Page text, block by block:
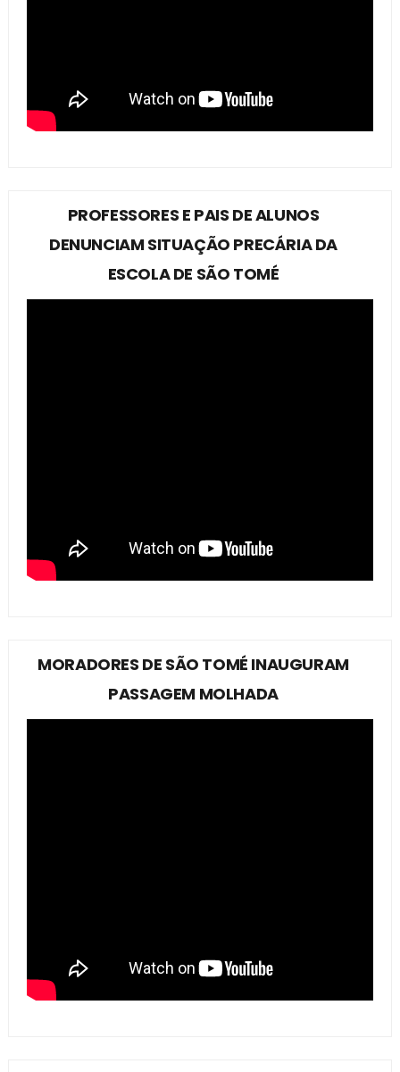
PROFESSORES E PAIS DE ALUNOS
DENUNCIAM SITUAÇÃO PRECÁRIA DA
ESCOLA DE SÃO TOMÉ
MORADORES DE SÃO TOMÉ INAUGURAM
PASSAGEM MOLHADA